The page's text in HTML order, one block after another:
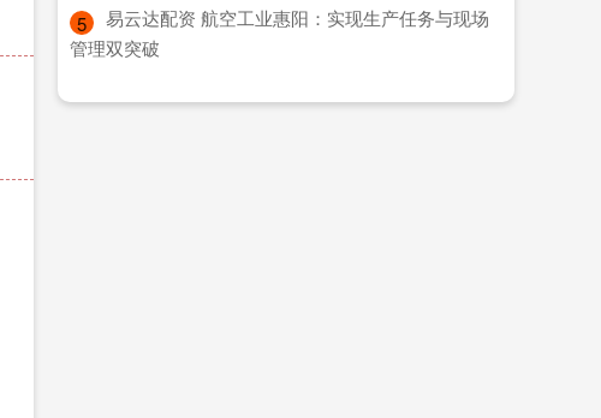
5
​易云达配资 航空工业惠阳：实现生产任务与现场
管理双突破